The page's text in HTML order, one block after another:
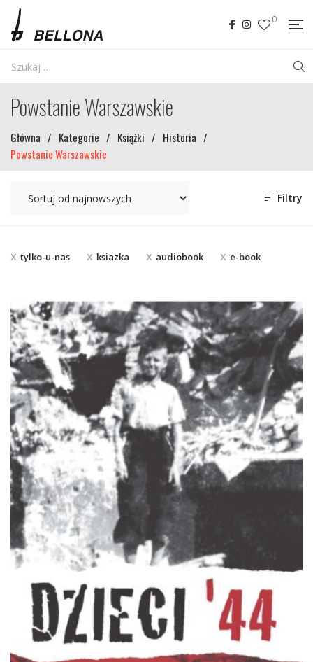
0
Powstanie Warszawskie
Główna / Kategorie / Książki / Historia /
Powstanie Warszawskie
Filtry
tylko-u-nas ksiazka audiobook e-book